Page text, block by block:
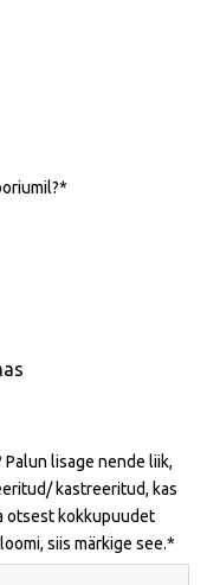
lisage nende liik,
kastreeritud, kas
otsest kokkupuudet
siis märkige see.